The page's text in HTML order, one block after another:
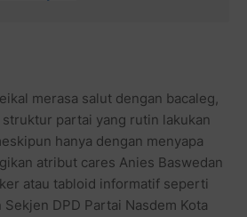
merasa salut dengan bacaleg,
partai yang rutin lakukan
hanya dengan menyapa
atribut cares Anies Baswedan
atau tabloid informatif seperti
DPD Partai Nasdem Kota